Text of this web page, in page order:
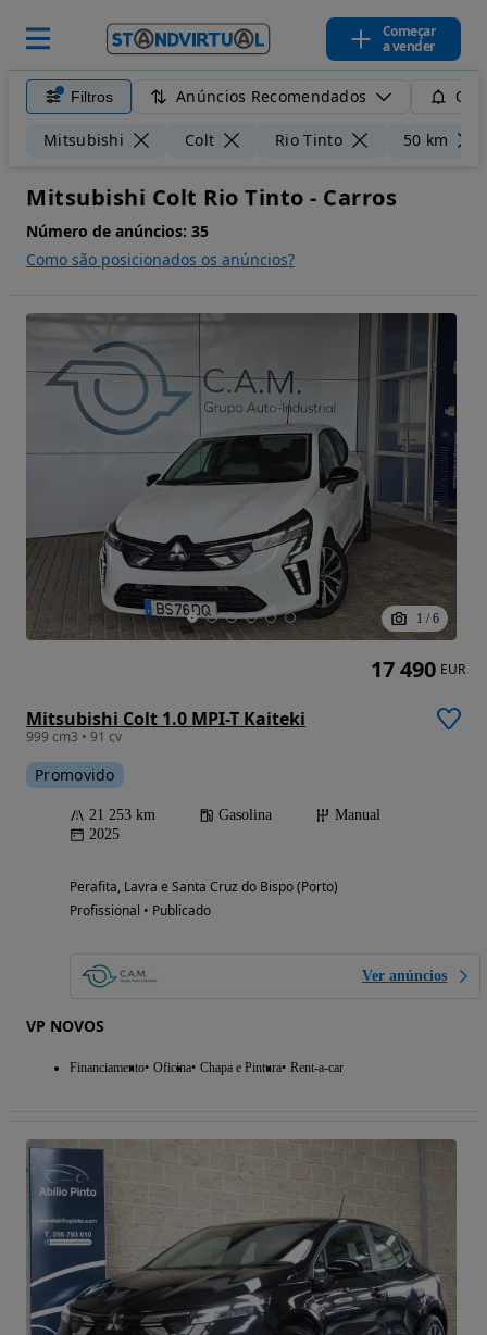
Começar
a vender
Filtros Anúncios Recomendados
Mitsubishi Colt Rio Tinto 50 km
Mitsubishi Colt Rio Tinto - Carros
Número de anúncios: 35
Como são posicionados os anúncios?
1 / 6
Mitsubishi Colt 1.0 MPI-T Kaiteki
999 cm3 • 91 cv
Promovido
21 253 km Gasolina
Manual
2025
Perafita, Lavra e Santa Cruz do Bispo (Porto)
Profissional • Publicado
Ver anúncios
VP NOVOS
Financiamento Oficina Chapa e Pintura Rent-a-car
17 490 EUR